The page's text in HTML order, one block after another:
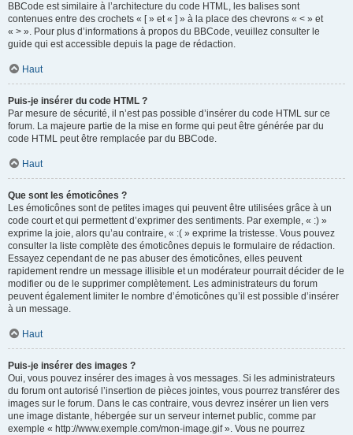
BBCode est similaire à l’architecture du code HTML, les balises sont
contenues entre des crochets « [ » et « ] » à la place des chevrons « < » et
« > ». Pour plus d’informations à propos du BBCode, veuillez consulter le
guide qui est accessible depuis la page de rédaction.
Haut
Puis-je insérer du code HTML ?
Par mesure de sécurité, il n’est pas possible d’insérer du code HTML sur ce
forum. La majeure partie de la mise en forme qui peut être générée par du
code HTML peut être remplacée par du BBCode.
Haut
Que sont les émoticônes ?
Les émoticônes sont de petites images qui peuvent être utilisées grâce à un
code court et qui permettent d’exprimer des sentiments. Par exemple, « :) »
exprime la joie, alors qu’au contraire, « :( » exprime la tristesse. Vous pouvez
consulter la liste complète des émoticônes depuis le formulaire de rédaction.
Essayez cependant de ne pas abuser des émoticônes, elles peuvent
rapidement rendre un message illisible et un modérateur pourrait décider de le
modifier ou de le supprimer complètement. Les administrateurs du forum
peuvent également limiter le nombre d’émoticônes qu’il est possible d’insérer
à un message.
Haut
Puis-je insérer des images ?
Oui, vous pouvez insérer des images à vos messages. Si les administrateurs
du forum ont autorisé l’insertion de pièces jointes, vous pourrez transférer des
images sur le forum. Dans le cas contraire, vous devrez insérer un lien vers
une image distante, hébergée sur un serveur internet public, comme par
exemple « http://www.exemple.com/mon-image.gif ». Vous ne pourrez